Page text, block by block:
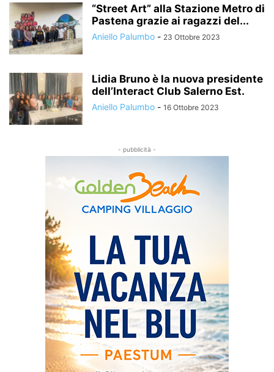
“Street Art” alla Stazione Metro di
Pastena grazie ai ragazzi del...
Aniello Palumbo - 23 Ottobre 2023
Lidia Bruno è la nuova presidente
dell’Interact Club Salerno Est.
Aniello Palumbo - 16 Ottobre 2023
- pubblicità -